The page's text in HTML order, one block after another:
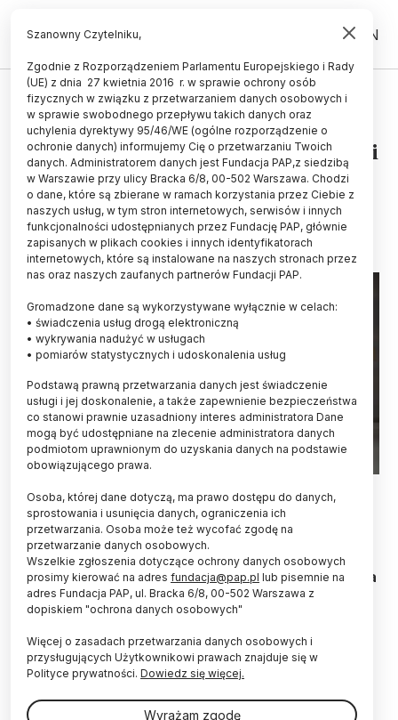
PL EN
UCZELNIE I INSTYTUCJE
Profesorzy: mobilność
akademicka to klucz do świetności
uczelni
24.10.2024
aktualizacja: 24.10.2024
3 minuty czytania
Mobilność akademicka to klucz do świetności
uczelni – podkreślali profesorowie z czterech
krajów podczas drugiego dnia III
Międzynarodowego Kongresu Jakości Kształcenia
w Katowicach. Eksperci dyskutowali o jej roli w
podnoszeniu jakości edukacji i budowaniu
III edycja Międzynarodowego Kongresu Jakości
Kształcenia rozpoczęła sięw środę w Katowicach.
Szanowny Czytelniku,
Zgodnie z Rozporządzeniem Parlamentu Europejskiego i Rady
(UE) z dnia 27 kwietnia 2016 r. w sprawie ochrony osób
fizycznych w związku z przetwarzaniem danych osobowych i
w sprawie swobodnego przepływu takich danych oraz
uchylenia dyrektywy 95/46/WE (ogólne rozporządzenie o
ochronie danych) informujemy Cię o przetwarzaniu Twoich
danych. Administratorem danych jest Fundacja PAP,z siedzibą
w Warszawie przy ulicy Bracka 6/8, 00-502 Warszawa. Chodzi
o dane, które są zbierane w ramach korzystania przez Ciebie z
naszych usług, w tym stron internetowych, serwisów i innych
funkcjonalności udostępnianych przez Fundację PAP, głównie
zapisanych w plikach cookies i innych identyfikatorach
internetowych, które są instalowane na naszych stronach przez
nas oraz naszych zaufanych partnerów Fundacji PAP.
Gromadzone dane są wykorzystywane wyłącznie w celach:
• świadczenia usług drogą elektroniczną
• wykrywania nadużyć w usługach
• pomiarów statystycznych i udoskonalenia usług
Podstawą prawną przetwarzania danych jest świadczenie
usługi i jej doskonalenie, a także zapewnienie bezpieczeństwa
co stanowi prawnie uzasadniony interes administratora Dane
mogą być udostępniane na zlecenie administratora danych
podmiotom uprawnionym do uzyskania danych na podstawie
obowiązującego prawa.
Osoba, której dane dotyczą, ma prawo dostępu do danych,
sprostowania i usunięcia danych, ograniczenia ich
przetwarzania. Osoba może też wycofać zgodę na
przetwarzanie danych osobowych.
Wszelkie zgłoszenia dotyczące ochrony danych osobowych
prosimy kierować na adres fundacja@pap.pl lub pisemnie na
adres Fundacja PAP, ul. Bracka 6/8, 00-502 Warszawa z
dopiskiem "ochrona danych osobowych"
Więcej o zasadach przetwarzania danych osobowych i
przysługujących Użytkownikowi prawach znajduje się w
Polityce prywatności. Dowiedz się więcej.
Wyrażam zgodę